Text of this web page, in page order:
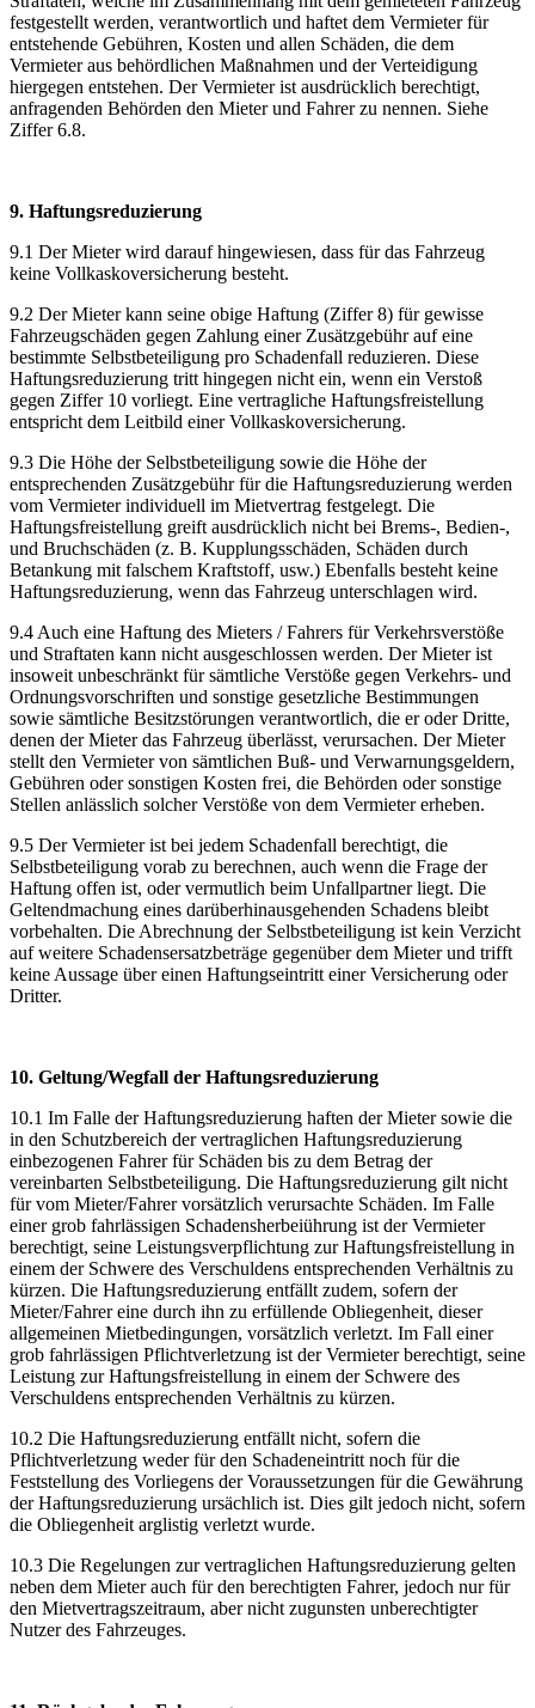
festgestellt werden, verantwortlich und haftet dem Vermieter für
entstehende Gebühren, Kosten und allen Schäden, die dem
Vermieter aus behördlichen Maßnahmen und der Verteidigung
hiergegen entstehen. Der Vermieter ist ausdrücklich berechtigt,
anfragenden Behörden den Mieter und Fahrer zu nennen. Siehe
Ziffer 6.8.
9. Haftungsreduzierung
9.1 Der Mieter wird darauf hingewiesen, dass für das Fahrzeug
keine Vollkaskoversicherung besteht.
9.2 Der Mieter kann seine obige Haftung (Ziffer 8) für gewisse
Fahrzeugschäden gegen Zahlung einer Zusätzgebühr auf eine
bestimmte Selbstbeteiligung pro Schadenfall reduzieren. Diese
Haftungsreduzierung tritt hingegen nicht ein, wenn ein Verstoß
gegen Ziffer 10 vorliegt. Eine vertragliche Haftungsfreistellung
entspricht dem Leitbild einer Vollkaskoversicherung.
9.3 Die Höhe der Selbstbeteiligung sowie die Höhe der
entsprechenden Zusätzgebühr für die Haftungsreduzierung werden
vom Vermieter individuell im Mietvertrag festgelegt. Die
Haftungsfreistellung greift ausdrücklich nicht bei Brems-, Bedien-,
und Bruchschäden (z. B. Kupplungsschäden, Schäden durch
Betankung mit falschem Kraftstoff, usw.) Ebenfalls besteht keine
Haftungsreduzierung, wenn das Fahrzeug unterschlagen wird.
9.4 Auch eine Haftung des Mieters / Fahrers für Verkehrsverstöße
und Straftaten kann nicht ausgeschlossen werden. Der Mieter ist
insoweit unbeschränkt für sämtliche Verstöße gegen Verkehrs- und
Ordnungsvorschriften und sonstige gesetzliche Bestimmungen
sowie sämtliche Besitzstörungen verantwortlich, die er oder Dritte,
denen der Mieter das Fahrzeug überlässt, verursachen. Der Mieter
stellt den Vermieter von sämtlichen Buß- und Verwarnungsgeldern,
Gebühren oder sonstigen Kosten frei, die Behörden oder sonstige
Stellen anlässlich solcher Verstöße von dem Vermieter erheben.
9.5 Der Vermieter ist bei jedem Schadenfall berechtigt, die
Selbstbeteiligung vorab zu berechnen, auch wenn die Frage der
Haftung offen ist, oder vermutlich beim Unfallpartner liegt. Die
Geltendmachung eines darüberhinausgehenden Schadens bleibt
vorbehalten. Die Abrechnung der Selbstbeteiligung ist kein Verzicht
auf weitere Schadensersatzbeträge gegenüber dem Mieter und trifft
keine Aussage über einen Haftungseintritt einer Versicherung oder
Dritter.
10. Geltung/Wegfall der Haftungsreduzierung
10.1 Im Falle der Haftungsreduzierung haften der Mieter sowie die
in den Schutzbereich der vertraglichen Haftungsreduzierung
einbezogenen Fahrer für Schäden bis zu dem Betrag der
vereinbarten Selbstbeteiligung. Die Haftungsreduzierung gilt nicht
für vom Mieter/Fahrer vorsätzlich verursachte Schäden. Im Falle
einer grob fahrlässigen Schadensherbeiührung ist der Vermieter
berechtigt, seine Leistungsverpflichtung zur Haftungsfreistellung in
einem der Schwere des Verschuldens entsprechenden Verhältnis zu
kürzen. Die Haftungsreduzierung entfällt zudem, sofern der
Mieter/Fahrer eine durch ihn zu erfüllende Obliegenheit, dieser
allgemeinen Mietbedingungen, vorsätzlich verletzt. Im Fall einer
grob fahrlässigen Pflichtverletzung ist der Vermieter berechtigt, seine
Leistung zur Haftungsfreistellung in einem der Schwere des
Verschuldens entsprechenden Verhältnis zu kürzen.
10.2 Die Haftungsreduzierung entfällt nicht, sofern die
Pflichtverletzung weder für den Schadeneintritt noch für die
Feststellung des Vorliegens der Voraussetzungen für die Gewährung
der Haftungsreduzierung ursächlich ist. Dies gilt jedoch nicht, sofern
die Obliegenheit arglistig verletzt wurde.
10.3 Die Regelungen zur vertraglichen Haftungsreduzierung gelten
neben dem Mieter auch für den berechtigten Fahrer, jedoch nur für
den Mietvertragszeitraum, aber nicht zugunsten unberechtigter
Nutzer des Fahrzeuges.